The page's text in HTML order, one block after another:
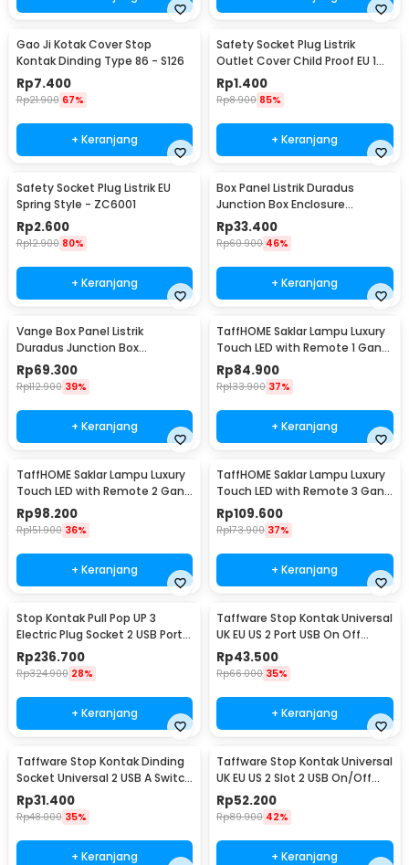
Gao Ji Kotak Cover Stop
Kontak Dinding Type 86 - S126
Rp7.400
Rp21.900 67%
+ Keranjang
Safety Socket Plug Listrik
Outlet Cover Child Proof EU 1
PCS
Rp1.400
Rp8.900 85%
+ Keranjang
Safety Socket Plug Listrik EU
Spring Style - ZC6001
Rp2.600
Rp12.900 80%
+ Keranjang
Box Panel Listrik Duradus
Junction Box Enclosure
Waterproof 158x90mm - B1589
Rp33.400
Rp60.900 46%
+ Keranjang
Vange Box Panel Listrik
Duradus Junction Box
Waterproof 238x160x90mm -
VG-I01
Rp69.300
Rp112.900 39%
+ Keranjang
TaffHOME Saklar Lampu Luxury
Touch LED with Remote 1 Gang
- XJG-DH001
Rp84.900
Rp133.900 37%
+ Keranjang
TaffHOME Saklar Lampu Luxury
Touch LED with Remote 2 Gang
- XJG-DH001
Rp98.200
Rp151.900 36%
+ Keranjang
TaffHOME Saklar Lampu Luxury
Touch LED with Remote 3 Gang
- XJG-DH001
Rp109.600
Rp173.900 37%
+ Keranjang
Stop Kontak Pull Pop UP 3
Electric Plug Socket 2 USB Port
EU - PDU
Rp236.700
Rp324.900 28%
+ Keranjang
Taffware Stop Kontak Universal
UK EU US 2 Port USB On Off
Switch - LC-20
Rp43.500
Rp66.000 35%
+ Keranjang
Taffware Stop Kontak Dinding
Socket Universal 2 USB A Switch
250V - LC-19
Rp31.400
Rp48.000 35%
+ Keranjang
Taffware Stop Kontak Universal
UK EU US 2 Slot 2 USB On/Off
Switch - LC-86
Rp52.200
Rp89.900 42%
+ Keranjang